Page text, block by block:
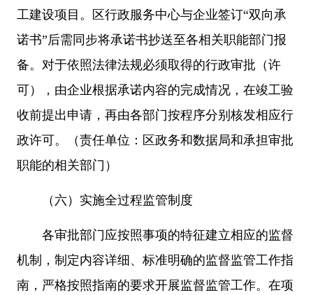
工建设项目。区行政服务中心与企业签订“双向承
诺书”后需同步将承诺书抄送至各相关职能部门报
备。对于依照法律法规必须取得的行政审批（许
可），由企业根据承诺内容的完成情况，在竣工验
收前提出申请，再由各部门按程序分别核发相应行
政许可。（责任单位：区政务和数据局和承担审批
职能的相关部门）
（六）实施全过程监管制度
各审批部门应按照事项的特征建立相应的监督
机制，制定内容详细、标准明确的监督监管工作指
南，严格按照指南的要求开展监督监管工作。在项